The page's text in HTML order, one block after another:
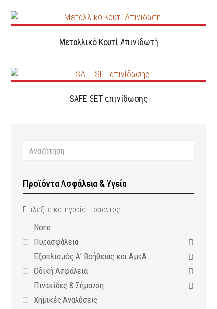
Μεταλλικό Κουτί Απινιδωτή
SAFE SET απινίδωσης
Προϊόντα Ασφάλεια & Υγεία
Επιλέξτε κατηγορία προιόντος:
None
Πυρασφάλεια
Εξοπλισμός Α’ Βοήθειας και ΑμεΑ
Οδική Ασφάλεια
Πινακίδες & Σήμανση
Χημικές Αναλύσεις